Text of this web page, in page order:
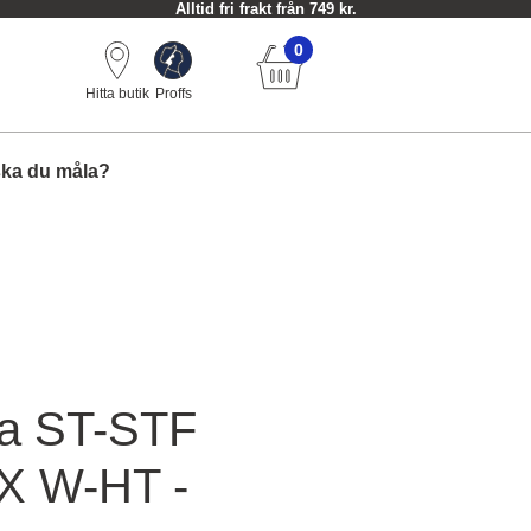
Alltid fri frakt från 749 kr.
Hitta butik Proffs
0
du måla?
ST-STF
W-HT -